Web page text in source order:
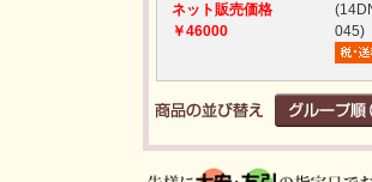
ネット販売価格
￥46000
045)